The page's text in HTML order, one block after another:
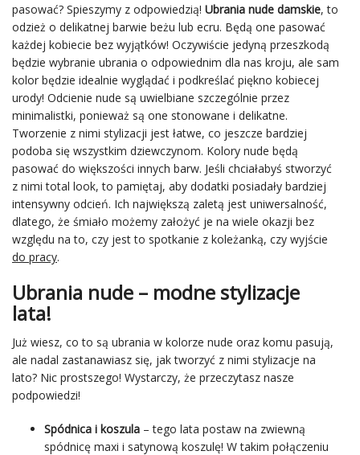
pasować? Spieszymy z odpowiedzią! Ubrania nude damskie, to
odzież o delikatnej barwie beżu lub ecru. Będą one pasować
każdej kobiecie bez wyjątków! Oczywiście jedyną przeszkodą
będzie wybranie ubrania o odpowiednim dla nas kroju, ale sam
kolor będzie idealnie wyglądać i podkreślać piękno kobiecej
urody! Odcienie nude są uwielbiane szczególnie przez
minimalistki, ponieważ są one stonowane i delikatne.
Tworzenie z nimi stylizacji jest łatwe, co jeszcze bardziej
podoba się wszystkim dziewczynom. Kolory nude będą
pasować do większości innych barw. Jeśli chciałabyś stworzyć
z nimi total look, to pamiętaj, aby dodatki posiadały bardziej
intensywny odcień. Ich największą zaletą jest uniwersalność,
dlatego, że śmiało możemy założyć je na wiele okazji bez
względu na to, czy jest to spotkanie z koleżanką, czy wyjście
do pracy.
Ubrania nude – modne stylizacje
lata!
Już wiesz, co to są ubrania w kolorze nude oraz komu pasują,
ale nadal zastanawiasz się, jak tworzyć z nimi stylizacje na
lato? Nic prostszego! Wystarczy, że przeczytasz nasze
podpowiedzi!
Spódnica i koszula – tego lata postaw na zwiewną
spódnicę maxi i satynową koszulę! W takim połączeniu